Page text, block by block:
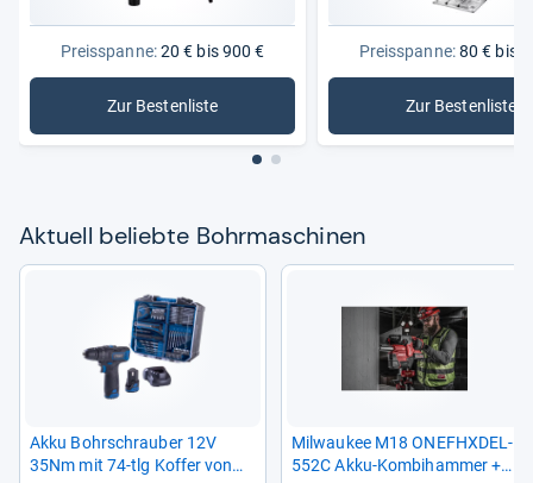
Redaktion von Testberichte.de
Preisspanne:20 € bis 900 €
Zur Bestenliste: Bohrmaschinen
Preisspanne:80 € bis
Zur Bestenliste
: Bosch
Aktu­ell beliebte Bohr­ma­schi­nen
Akku Bohr­schrau­ber 12V
35Nm mit 74-​tlg Kof­fer von
Mil­wau­kee M18 ONEF­HX­DEL-​
552C Akku-​Kom­biham­mer +